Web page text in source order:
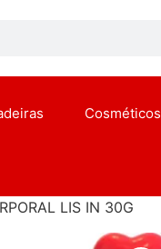
Cosméticos
LIS IN 30G